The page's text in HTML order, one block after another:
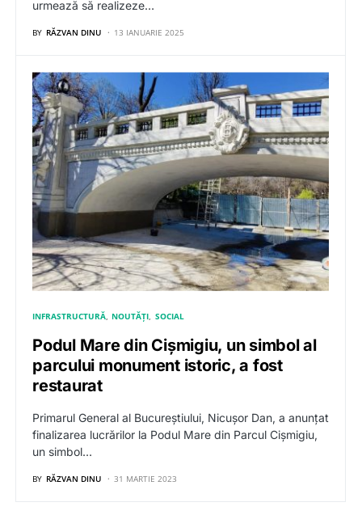
urmează să realizeze…
BY RĂZVAN DINU 13 IANUARIE 2025
INFRASTRUCTURĂ NOUTĂȚI SOCIAL
Podul Mare din Cișmigiu, un simbol al
parcului monument istoric, a fost
restaurat
Primarul General al Bucureștiului, Nicușor Dan, a anunțat
finalizarea lucrărilor la Podul Mare din Parcul Cișmigiu,
un simbol…
BY RĂZVAN DINU 31 MARTIE 2023